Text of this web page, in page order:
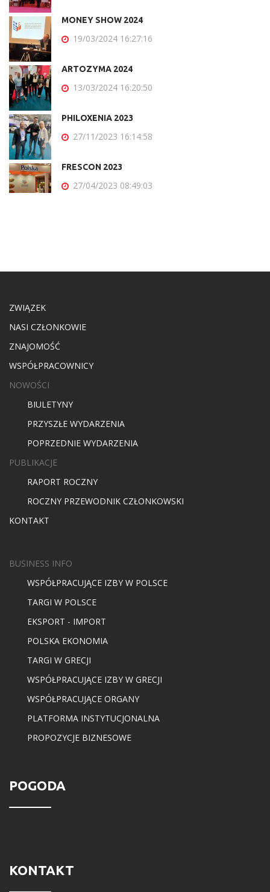
MONEY SHOW 2024
19/03/2024 16:27:16
ARTOZYMA 2024
13/03/2024 16:20:50
PHILOXENIA 2023
27/11/2023 16:14:58
FRESCON 2023
27/04/2023 08:49:03
ZWIĄZEK
NASI CZŁONKOWIE
ZNAJOMOŚĆ
WSPÓŁPRACOWNICY
NOWOŚCI
BIULETYNY
PRZYSZŁE WYDARZENIA
POPRZEDNIE WYDARZENIA
PUBLIKACJE
RAPORT ROCZNY
ROCZNY PRZEWODNIK CZŁONKOWSKI
KONTAKT
BUSINESS INFO
WSPÓŁPRACUJĄCE IZBY W POLSCE
TARGI W POLSCE
EKSPORT - IMPORT
POLSKA EKONOMIA
TARGI W GRECJI
WSPÓŁPRACUJĄCE IZBY W GRECJI
WSPÓŁPRACUJĄCE ORGANY
PLATFORMA INSTYTUCJONALNA
PROPOZYCJE BIZNESOWE
POGODA
KONTAKT